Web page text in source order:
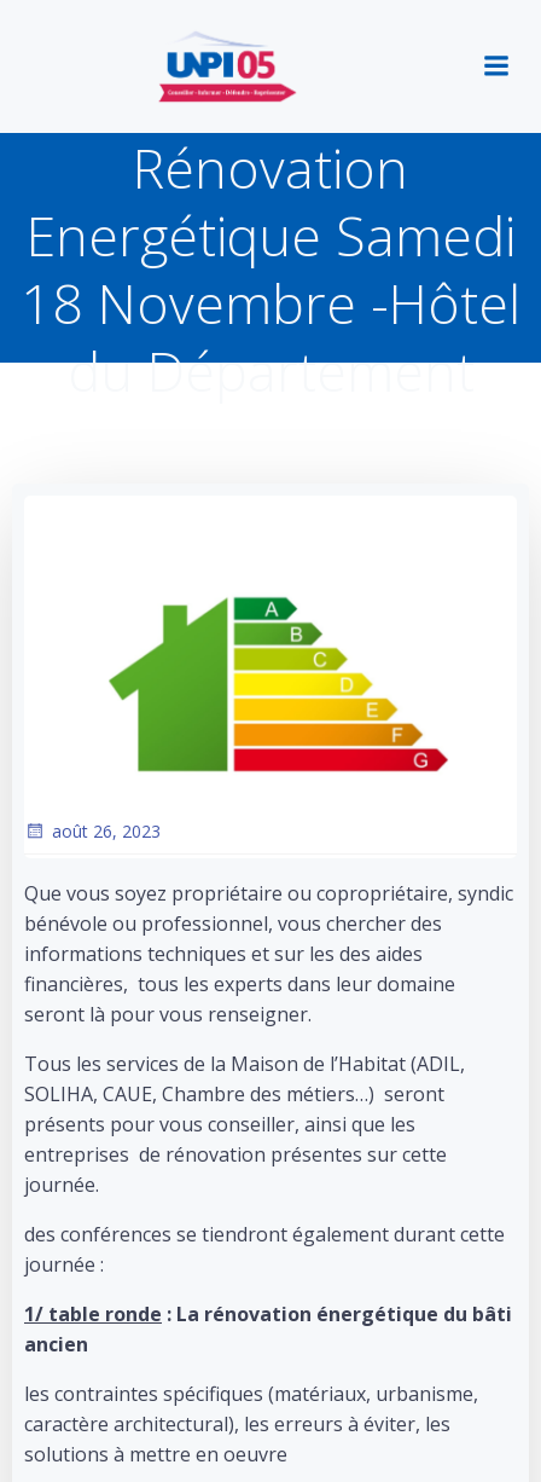
contenu
2eme Forum de la
Rénovation
Energétique Samedi
18 Novembre -Hôtel
du Département
août 26, 2023
Que vous soyez propriétaire ou copropriétaire, syndic
bénévole ou professionnel, vous chercher des
informations techniques et sur les des aides
financières, tous les experts dans leur domaine
seront là pour vous renseigner.
Tous les services de la Maison de l’Habitat (ADIL,
SOLIHA, CAUE, Chambre des métiers…) seront
présents pour vous conseiller, ainsi que les
entreprises de rénovation présentes sur cette
journée.
des conférences se tiendront également durant cette
journée :
1/ table ronde : La rénovation énergétique du bâti
ancien
les contraintes spécifiques (matériaux, urbanisme,
caractère architectural), les erreurs à éviter, les
solutions à mettre en oeuvre